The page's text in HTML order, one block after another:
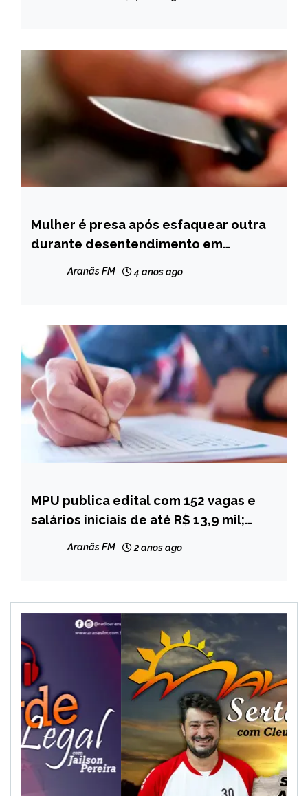
NOTÍCIAS
Mulher é presa após esfaquear outra
durante desentendimento em
Aranãs FM 4 anos ago
BRASIL
NOTÍCIAS
MPU publica edital com 152 vagas e
salários iniciais de até R$ 13,9 mil;
Aranãs FM 2 anos ago